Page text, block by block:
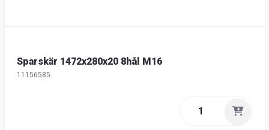
Sparskär 1472x280x20 8hål M16
11156585